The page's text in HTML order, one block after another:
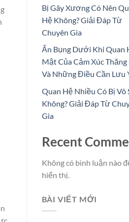
Bị Gãy Xương Có Nên
Hệ Không? Giải Đáp Từ
Chuyên Gia
Ấn Bụng Dưới Khi Quan
Mật Của Cảm Xúc Thăng
Và Những Điều Cần Lưu
Quan Hệ Nhiều Có Bị Vô
Không? Giải Đáp Từ
Gia
Recent
Không có bình luận nào
hiển thị.
BÀI VIẾT MỚI